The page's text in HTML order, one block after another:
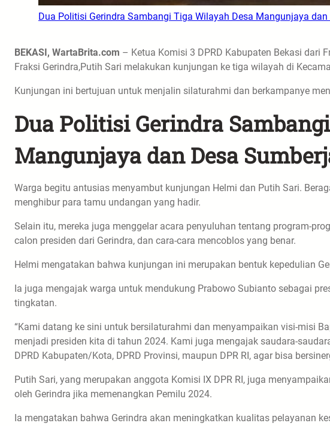
Dua Politisi Gerindra Sambangi Tiga Wilayah Desa Mangunjaya dan
BEKASI, WartaBrita.com – Ketua Komisi 3 DPRD Kabupaten Bekasi dari
Fraksi Gerindra,Putih Sari melakukan kunjungan ke tiga wilayah di
Kunjungan ini bertujuan untuk menjalin silaturahmi dan berkampanye
Dua Politisi Gerindra
Mangunjaya dan Desa
Warga begitu antusias menyambut kunjungan Helmi dan Putih Sari.
menghibur para tamu undangan yang hadir.
Selain itu, mereka juga menggelar acara penyuluhan tentang program-
calon presiden dari Gerindra, dan cara-cara mencoblos yang benar.
Helmi mengatakan bahwa kunjungan ini merupakan bentuk kepedulian
Ia juga mengajak warga untuk mendukung Prabowo Subianto sebagai
tingkatan.
“Kami datang ke sini untuk bersilaturahmi dan menyampaikan visi-misi
menjadi presiden kita di tahun 2024. Kami juga mengajak saudara-
DPRD Kabupaten/Kota, DPRD Provinsi, maupun DPR RI, agar bisa
Putih Sari, yang merupakan anggota Komisi IX DPR RI, juga
oleh Gerindra jika memenangkan Pemilu 2024.
Ia mengatakan bahwa Gerindra akan meningkatkan kualitas pelayanan